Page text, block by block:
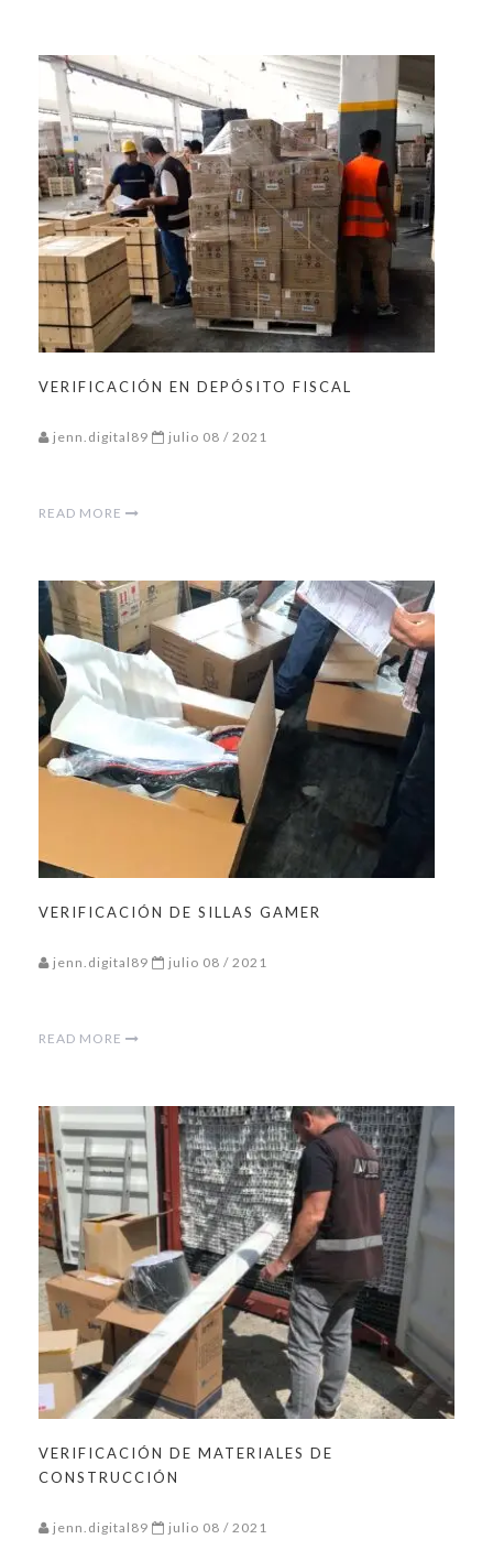
VERIFICACIÓN EN DEPÓSITO FISCAL
jenn.digital89 julio 08 / 2021
READ MORE
VERIFICACIÓN DE SILLAS GAMER
jenn.digital89 julio 08 / 2021
READ MORE
VERIFICACIÓN DE MATERIALES DE
CONSTRUCCIÓN
jenn.digital89 julio 08 / 2021